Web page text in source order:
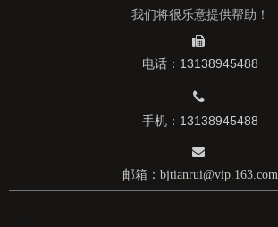
我们将很乐意提供帮助！

电话：13138945488

手机：13138945488

邮箱： bjtianrui@vip.163.com